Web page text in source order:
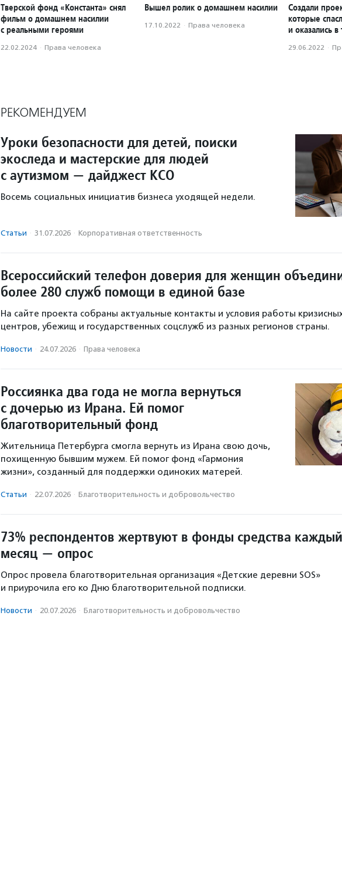
Тверской фонд «Константа» снял
фильм о домашнем насилии
с реальными героями
22.02.2024 · Права человека
Вышел ролик о домашнем насилии
17.10.2022 · Права человека
Создали
которые
и оказались
29.06.2022 ·
РЕКОМЕНДУЕМ
Уроки безопасности для детей, поиски
экоследа и мастерские для людей
с аутизмом — дайджест КСО
Восемь социальных инициатив бизнеса уходящей недели.
Статьи · 31.07.2026 · Корпоративная ответственность
Всероссийский телефон доверия для женщин
более 280 служб помощи в единой базе
На сайте проекта собраны актуальные контакты и условия работы
центров, убежищ и государственных соцслужб из разных регионов страны.
Новости · 24.07.2026 · Права человека
Россиянка два года не могла вернуться
с дочерью из Ирана. Ей помог
благотворительный фонд
Жительница Петербурга смогла вернуть из Ирана свою дочь,
похищенную бывшим мужем. Ей помог фонд «Гармония
жизни», созданный для поддержки одиноких матерей.
Статьи · 22.07.2026 · Благотвори­тель­ность и доброволь­чест­во
73% респондентов жертвуют в фонды средства каждый
месяц — опрос
Опрос провела благотворительная организация «Детские деревни SOS»
и приурочила его ко Дню благотворительной подписки.
Новости · 20.07.2026 · Благотвори­тель­ность и доброволь­чест­во